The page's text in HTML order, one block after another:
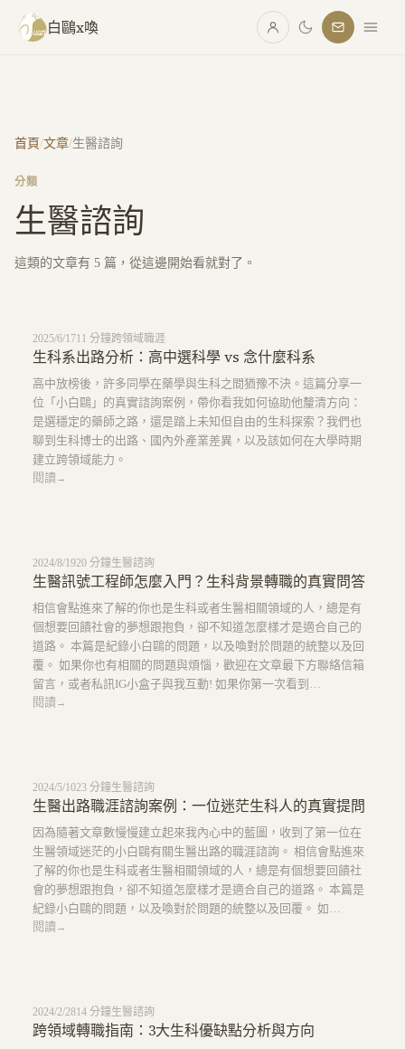
跳至主要內容
白鷗x喚
首頁/文章/生醫諮詢
分類
生醫諮詢
這類的文章有 5 篇，從這邊開始看就對了。
2025/6/1711 分鐘跨領域職涯
生科系出路分析：高中選科學 vs 念什麼科系
高中放榜後，許多同學在藥學與生科之間猶豫不決。這篇分享一
位「小白鷗」的真實諮詢案例，帶你看我如何協助他釐清方向：
是選穩定的藥師之路，還是踏上未知但自由的生科探索？我們也
聊到生科博士的出路、國內外產業差異，以及該如何在大學時期
建立跨領域能力。
閱讀 →
2024/8/1920 分鐘生醫諮詢
生醫訊號工程師怎麼入門？生科背景轉職的真實問答
相信會點進來了解的你也是生科或者生醫相關領域的人，總是有
個想要回饋社會的夢想跟抱負，卻不知道怎麼樣才是適合自己的
道路。 本篇是紀錄小白鷗的問題，以及喚對於問題的統整以及回
覆。 如果你也有相關的問題與煩惱，歡迎在文章最下方聯絡信箱
留言，或者私訊IG小盒子與我互動! 如果你第一次看到…
閱讀 →
2024/5/1023 分鐘生醫諮詢
生醫出路職涯諮詢案例：一位迷茫生科人的真實提問
因為隨著文章數慢慢建立起來我內心中的藍圖，收到了第一位在
生醫領域迷茫的小白鷗有關生醫出路的職涯諮詢。 相信會點進來
了解的你也是生科或者生醫相關領域的人，總是有個想要回饋社
會的夢想跟抱負，卻不知道怎麼樣才是適合自己的道路。 本篇是
紀錄小白鷗的問題，以及喚對於問題的統整以及回覆。 如…
閱讀 →
2024/2/2814 分鐘生醫諮詢
跨領域轉職指南：3大生科優缺點分析與方向